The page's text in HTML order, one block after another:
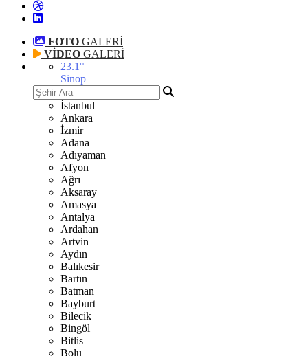
FOTO GALERİ
VİDEO GALERİ
23.1 °
Sinop
İstanbul
Ankara
İzmir
Adana
Adıyaman
Afyon
Ağrı
Aksaray
Amasya
Antalya
Ardahan
Artvin
Aydın
Balıkesir
Bartın
Batman
Bayburt
Bilecik
Bingöl
Bitlis
Bolu